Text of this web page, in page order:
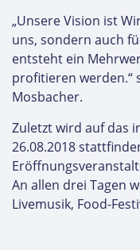
„Unsere Vision ist
uns, sondern auch
entsteht ein
profitieren werden.“
Mosbacher.
Zuletzt wird auf das
26.08.2018
An allen drei Tagen
Livemusik, Food-